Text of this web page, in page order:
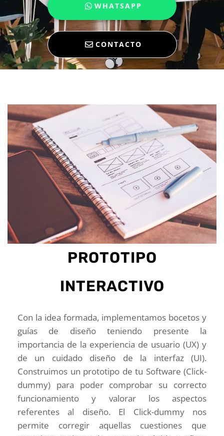
WHATSAPP
CONTACTO
PROTOTIPO
INTERACTIVO
Con la idea formada, implementamos bocetos y
guías de diseño teniendo presente la
importancia de la experiencia de usuario (UX) y
de un cuidado diseño de la interfaz (UI).
Construimos un prototipo de tu Software (Click-
dummy) para poder comprobar su correcto
funcionamiento y valorar los aspectos
referentes al diseño. El Click-dummy nos
permite corregir aquellas cuestiones que